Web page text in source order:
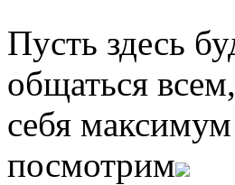
Пусть здесь
общаться
себя
посмотрим